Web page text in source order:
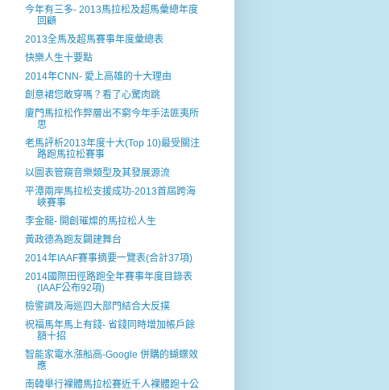
今年有三多- 2013馬拉松及超馬彙總年度
回顧
2013全馬及超馬賽事年度彙總表
快樂人生十要點
2014年CNN- 愛上高雄的十大理由
創意裙您敢穿嗎？看了心驚肉跳
廈門馬拉松作弊層出不窮今年手法匪夷所
思
老馬評析2013年度十大(Top 10)最受關注
路跑馬拉松賽事
以圖表管窺音樂類型及其發展源流
平潭兩岸馬拉松支援成功-2013首屆跨海
峽賽事
李金龍- 開創璀燦的馬拉松人生
黃政德為跑友闢建舞台
2014年IAAF賽事摘要一覽表(合計37項)
2014國際田徑路跑全年賽事年度目錄表
(IAAF公布92項)
檢警調及海巡四大部門結合大反撲
祝福馬年馬上有錢- 省錢同時增加帳戶餘
額十招
智能家電水漲船高-Google 併購的蝴蝶效
應
南韓舉行裸體馬拉松賽近千人裸體跑十公